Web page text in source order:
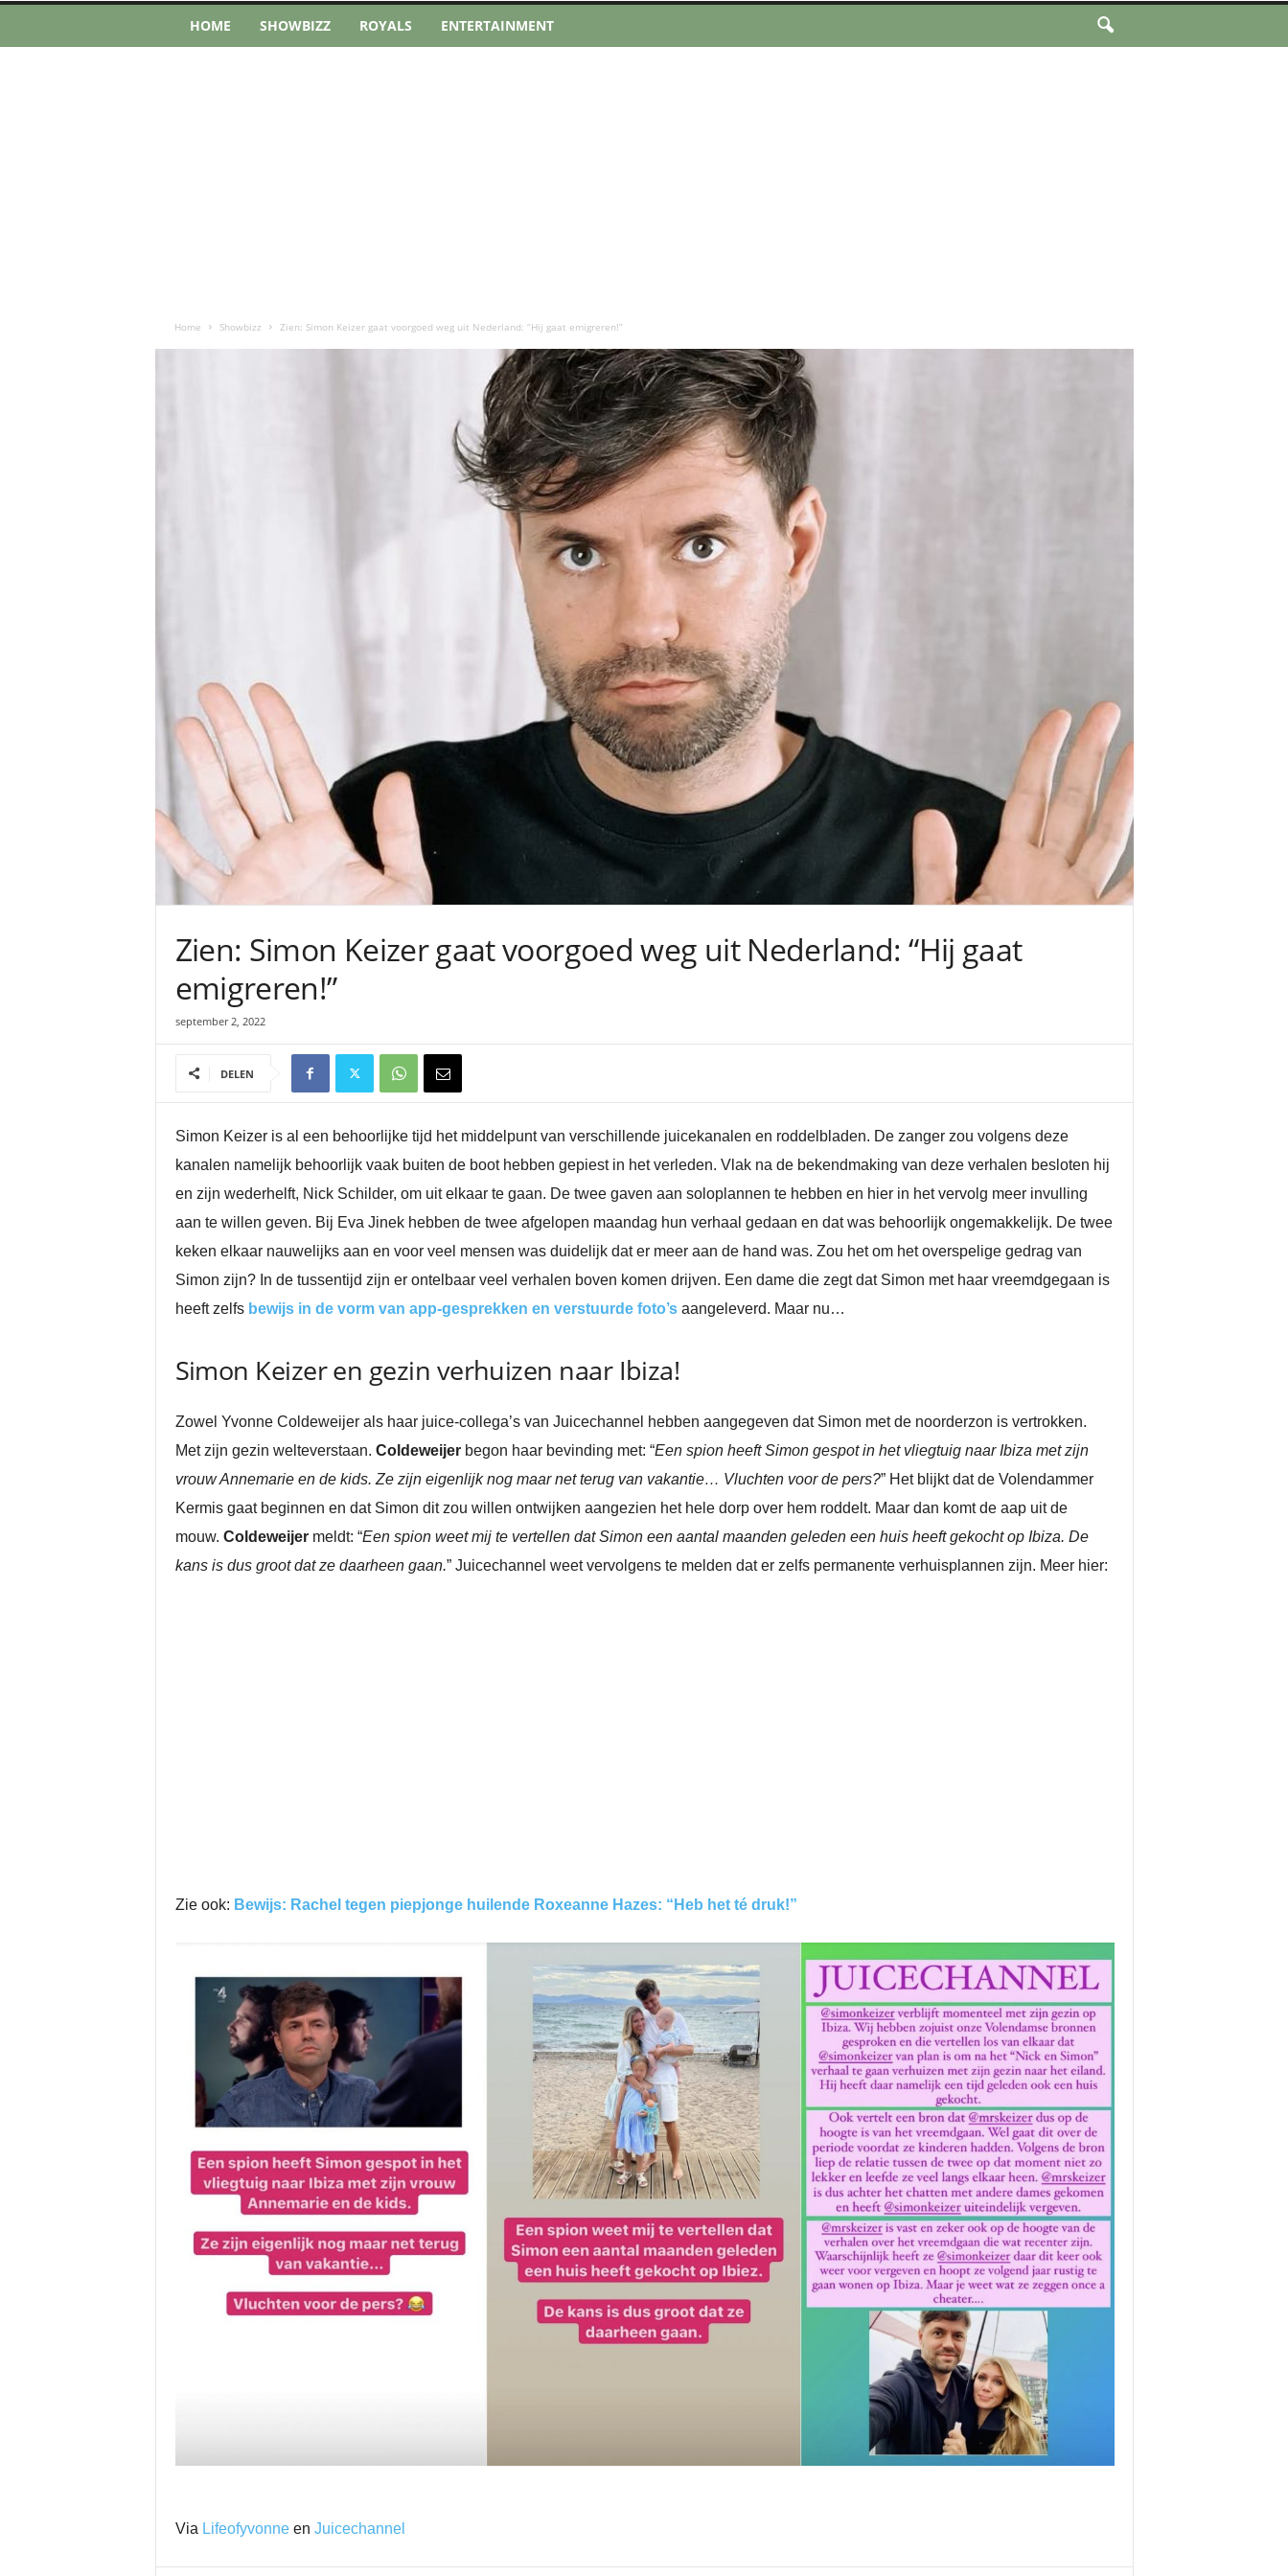
HOME SHOWBIZZ ROYALS ENTERTAINMENT
Home Showbizz Zien: Simon Keizer gaat voorgoed weg uit Nederland: “Hij gaat emigreren!”
Zien: Simon Keizer gaat voorgoed weg uit Nederland: “Hij gaat
emigreren!”
september 2, 2022
DELEN
Simon Keizer is al een behoorlijke tijd het middelpunt van verschillende juicekanalen en roddelbladen. De zanger zou volgens deze
kanalen namelijk behoorlijk vaak buiten de boot hebben gepiest in het verleden. Vlak na de bekendmaking van deze verhalen besloten hij
en zijn wederhelft, Nick Schilder, om uit elkaar te gaan. De twee gaven aan soloplannen te hebben en hier in het vervolg meer invulling
aan te willen geven. Bij Eva Jinek hebben de twee afgelopen maandag hun verhaal gedaan en dat was behoorlijk ongemakkelijk. De twee
keken elkaar nauwelijks aan en voor veel mensen was duidelijk dat er meer aan de hand was. Zou het om het overspelige gedrag van
Simon zijn? In de tussentijd zijn er ontelbaar veel verhalen boven komen drijven. Een dame die zegt dat Simon met haar vreemdgegaan is
heeft zelfs bewijs in de vorm van app-gesprekken en verstuurde foto’saangeleverd. Maar nu…
Simon Keizer en gezin verhuizen naar Ibiza!
Zowel Yvonne Coldeweijer als haar juice-collega’s van Juicechannel hebben aangegeven dat Simon met de noorderzon is vertrokken.
Met zijn gezin welteverstaan. Coldeweijer begon haar bevinding met: “Een spion heeft Simon gespot in het vliegtuig naar Ibiza met zijn
vrouw Annemarie en de kids. Ze zijn eigenlijk nog maar net terug van vakantie… Vluchten voor de pers?” Het blijkt dat de Volendammer
Kermis gaat beginnen en dat Simon dit zou willen ontwijken aangezien het hele dorp over hem roddelt. Maar dan komt de aap uit de
mouw. Coldeweijer meldt: “Een spion weet mij te vertellen dat Simon een aantal maanden geleden een huis heeft gekocht op Ibiza. De
kans is dus groot dat ze daarheen gaan.” Juicechannel weet vervolgens te melden dat er zelfs permanente verhuisplannen zijn. Meer hier:
Zie ook: Bewijs: Rachel tegen piepjonge huilende Roxeanne Hazes: “Heb het té druk!”
Via Lifeofyvonneen Juicechannel